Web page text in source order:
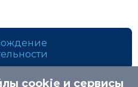
cookie и сервисы